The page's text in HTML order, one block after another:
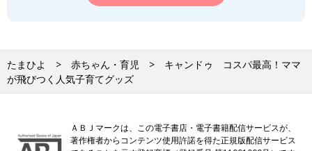
たまひよ 赤ちゃん・育児
キャンドゥ コスパ最高！ママ
が飛びつく人気子育てグッズ
ＡＢＪマークは、この電子書店・電子書籍配信サービスが、
著作権者からコンテンツ使用許諾を得た正規版配信サービス